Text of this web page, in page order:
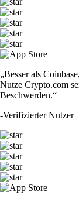
„Besser als
Nutze Crypto.com
Beschwerden.“
-Verifizierter Nutzer